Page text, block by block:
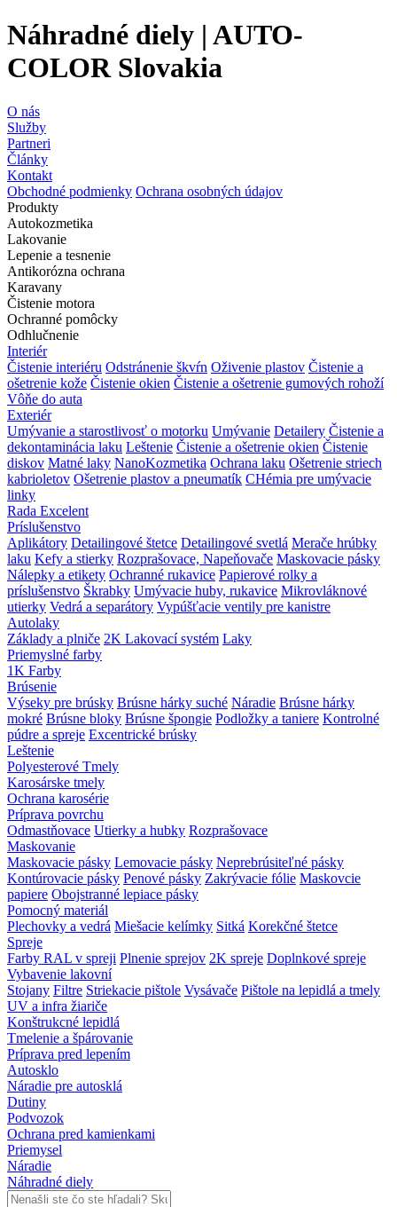
Náhradné diely | AUTO-
COLOR Slovakia
O nás
Služby
Partneri
Články
Kontakt
Obchodné podmienky Ochrana osobných údajov
Produkty
Autokozmetika
Lakovanie
Lepenie a tesnenie
Antikorózna ochrana
Karavany
Čistenie motora
Ochranné pomôcky
Odhlučnenie
Interiér
Čistenie interiéru Odstránenie škvŕn Oživenie plastov Čistenie a
ošetrenie kože Čistenie okien Čistenie a ošetrenie gumových rohoží
Vôňe do auta
Exteriér
Umývanie a starostlivosť o motorku Umývanie Detailery Čistenie a
dekontaminácia laku Leštenie Čistenie a ošetrenie okien Čistenie
diskov Matné laky NanoKozmetika Ochrana laku Ošetrenie striech
kabrioletov Ošetrenie plastov a pneumatík CHémia pre umývacie
linky
Rada Excelent
Príslušenstvo
Aplikátory Detailingové štetce Detailingové svetlá Merače hrúbky
laku Kefy a stierky Rozprašovace, Napeňovače Maskovacie pásky
Nálepky a etikety Ochranné rukavice Papierové rolky a
príslušenstvo Škrabky Umývacie huby, rukavice Mikrovláknové
utierky Vedrá a separátory Vypúšťacie ventily pre kanistre
Autolaky
Základy a plniče 2K Lakovací systém Laky
Priemyslné farby
1K Farby
Brúsenie
Výseky pre brúsky Brúsne hárky suché Náradie Brúsne hárky
mokré Brúsne bloky Brúsne špongie Podložky a taniere Kontrolné
púdre a spreje Excentrické brúsky
Leštenie
Polyesterové Tmely
Karosárske tmely
Ochrana karosérie
Príprava povrchu
Odmastňovace Utierky a hubky Rozprašovace
Maskovanie
Maskovacie pásky Lemovacie pásky Neprebrúsiteľné pásky
Kontúrovacie pásky Penové pásky Zakrývacie fólie Maskovcie
papiere Obojstranné lepiace pásky
Pomocný materiál
Plechovky a vedrá Miešacie kelímky Sitká Korekčné štetce
Spreje
Farby RAL v spreji Plnenie sprejov 2K spreje Doplnkové spreje
Vybavenie lakovní
Stojany Filtre Striekacie pištole Vysávače Pištole na lepidlá a tmely
UV a infra žiariče
Konštrukcné lepidlá
Tmelenie a špárovanie
Príprava pred lepením
Autosklo
Náradie pre autosklá
Dutiny
Podvozok
Ochrana pred kamienkami
Priemysel
Náradie
Náhradné diely